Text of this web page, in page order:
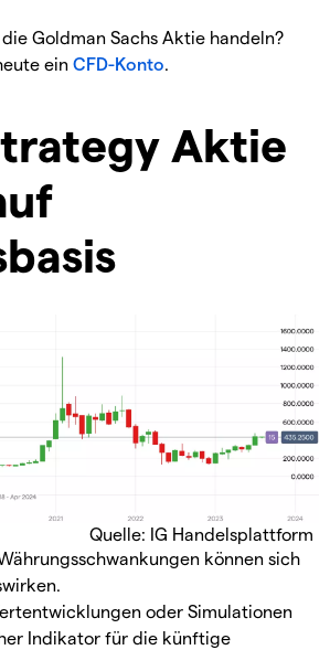
Goldman Sachs Aktie handeln?
ein CFD-Konto.
Aktie
Quelle: IG Handelsplattform
können sich
oder Simulationen
Indikator für die künftige